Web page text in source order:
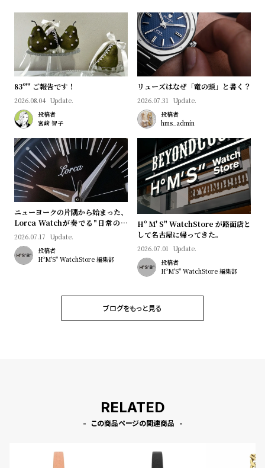
イ
ド
計
保
証
プ
ラ
印
サ
ー
ビ
ス
よ
く
あ
お
問
い
83º'" ご報告です！
2026.08.04 Update.
投稿者
宮﨑 智子
リューズはなぜ「竜の頭」と書く？
2026.07.31 Update.
投稿者
hms_admin
ニューヨークの片隅から始まった、
Lorca Watchが奏でる"日常のロ
マン"｜Brand Picks #08
2026.07.17 Update.
投稿者
HºM'S" WatchStore 編集部
Hº M' S" WatchStore が路面店と
して名古屋に帰ってきた。
2026.07.01 Update.
投稿者
HºM'S" WatchStore 編集部
ブログをもっと見る
RELATED
この商品ページの関連商品